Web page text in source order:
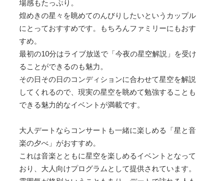
場感もたっぷり。
煌めきの星々を眺めてのんびりしたいというカップル
にとっておすすめです。もちろんファミリーにもおす
すめ。
最初の10分はライブ放送で「今夜の星空解説」を受け
ることができるのも魅力。
その日その日のコンディションに合わせて星空を解説
してくれるので、現実の星空を眺めて勉強することも
できる魅力的なイベントが満載です。
大人デートならコンサートも一緒に楽しめる「星と音
楽の夕べ」がおすすめ。
これは音楽とともに星空を楽しめるイベントとなって
おり、大人向けプログラムとして提供されています。